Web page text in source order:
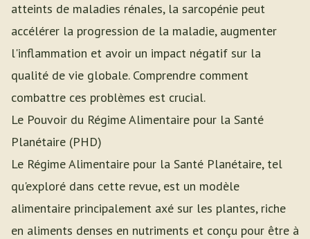
atteints de maladies rénales, la sarcopénie peut
accélérer la progression de la maladie, augmenter
l'inflammation et avoir un impact négatif sur la
qualité de vie globale. Comprendre comment
combattre ces problèmes est crucial.
Le Pouvoir du Régime Alimentaire pour la Santé
Planétaire (PHD)
Le Régime Alimentaire pour la Santé Planétaire, tel
qu'exploré dans cette revue, est un modèle
alimentaire principalement axé sur les plantes, riche
en aliments denses en nutriments et conçu pour être à